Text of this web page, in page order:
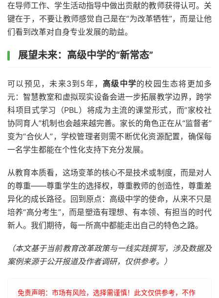
在导师工作、学生活动指导中做出贡献的教师获得认可。关
键在于，不要让教师感觉自己是在“为改革牺牲”，而是让他
们看到改革对自身专业发展的助益。
展望未来：高级中学的“新常态”
可以预见，未来3到5年， 高级中学的校园生态将更加多
元：智慧教室和虚拟现实设备会进一步拓展教学边界，跨学
科项目式学习（PBL）将成为主流的课堂形式，而“家校社
协同育人”机制也会越来越完善。家长的角色正在从“监督者”
变为“合伙人”，学校管理者则需不断优化资源配置，确保每
一名学生都能在个性化支持下充分发展。
从教育本质看，这场变革的核心不是技术或制度，而是对人
的尊重——尊重学生的选择权，尊重教师的创造性，尊重差
异化的成长路径。回到原点：高级中学的使命，从来不只是
培养“高分考生”，而是塑造有理想、有本领、有担当的时代
新人。我们期待，每一所高中都能走出自己的特色之路。
（本文基于当前教育改革政策与一线实践撰写，涉及数据及
案例来源于公开报道及作者调研，仅供参考。）
免责声明：市场有风险，选择需谨慎！此文仅供参考，不作